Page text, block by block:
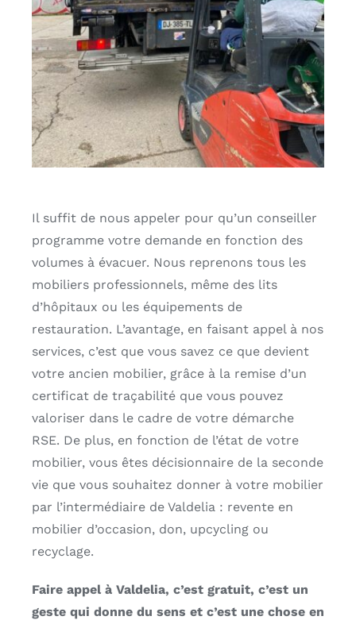
Il suffit de nous appeler pour qu’un conseiller
programme votre demande en fonction des
volumes à évacuer. Nous reprenons tous les
mobiliers professionnels, même des lits
d’hôpitaux ou les équipements de
restauration. L’avantage, en faisant appel à nos
services, c’est que vous savez ce que devient
votre ancien mobilier, grâce à la remise d’un
certificat de traçabilité que vous pouvez
valoriser dans le cadre de votre démarche
RSE. De plus, en fonction de l’état de votre
mobilier, vous êtes décisionnaire de la seconde
vie que vous souhaitez donner à votre mobilier
par l’intermédiaire de Valdelia : revente en
mobilier d’occasion, don, upcycling ou
recyclage.
Faire appel à Valdelia, c’est gratuit, c’est un
geste qui donne du sens et c’est une chose en